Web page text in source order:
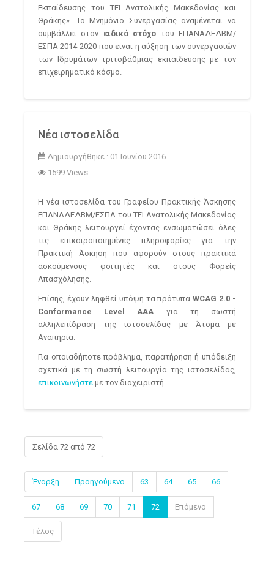
Εκπαίδευσης του ΤΕΙ Ανατολικής Μακεδονίας και
Θράκης». Το Μνημόνιο Συνεργασίας αναμένεται να
συμβάλλει στον ειδικό στόχο του ΕΠΑΝΑΔΕΔΒΜ/
ΕΣΠΑ 2014-2020 που είναι η αύξηση των συνεργασιών
των Ιδρυμάτων τριτοβάθμιας εκπαίδευσης με τον
επιχειρηματικό κόσμο.
Νέα ιστοσελίδα
Δημιουργήθηκε : 01 Ιουνίου 2016
1599 Views
Η νέα ιστοσελίδα του Γραφείου Πρακτικής Άσκησης
ΕΠΑΝΑΔΕΔΒΜ/ΕΣΠΑ του ΤΕΙ Ανατολικής Μακεδονίας
και Θράκης λειτουργεί έχοντας ενσωματώσει όλες
τις επικαιροποιημένες πληροφορίες για την
Πρακτική Άσκηση που αφορούν στους πρακτικά
ασκούμενους φοιτητές και στους Φορείς
Απασχόλησης.
Επίσης, έχουν ληφθεί υπόψη τα πρότυπαWCAG 2.0 -
Conformance Level AAA για τη σωστή
αλληλεπίδραση της ιστοσελίδας με Άτομα με
Αναπηρία.
Για οποιαδήποτε πρόβλημα, παρατήρηση ή υπόδειξη
σχετικά με τη σωστή λειτουργία της ιστοσελίδας,
επικοινωνήστε με τον διαχειριστή.
Σελίδα 72 από 72
Έναρξη Προηγούμενο 63 64 65 66
67 68 69 70 71 72 Επόμενο
Τέλος